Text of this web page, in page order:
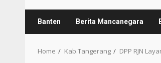
Banten Berita Mancanegara
Home Kab.Tangerang DPP RJN